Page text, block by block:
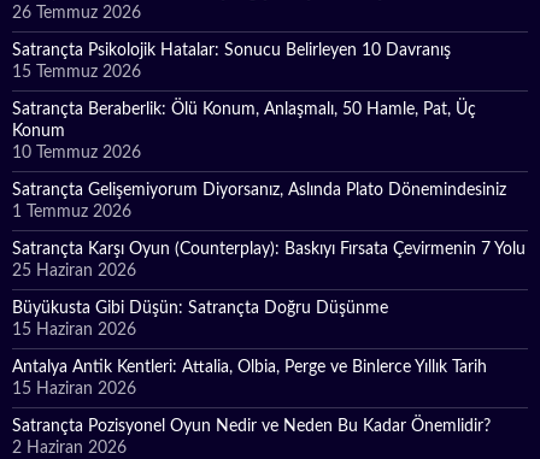
26 Temmuz 2026
Satrançta Psikolojik Hatalar: Sonucu Belirleyen 10 Davranış
15 Temmuz 2026
Satrançta Beraberlik: Ölü Konum, Anlaşmalı, 50 Hamle, Pat, Üç
Konum
10 Temmuz 2026
Satrançta Gelişemiyorum Diyorsanız, Aslında Plato Dönemindesiniz
1 Temmuz 2026
Satrançta Karşı Oyun (Counterplay): Baskıyı Fırsata Çevirmenin 7 Yolu
25 Haziran 2026
Büyükusta Gibi Düşün: Satrançta Doğru Düşünme
15 Haziran 2026
Antalya Antik Kentleri: Attalia, Olbia, Perge ve Binlerce Yıllık Tarih
15 Haziran 2026
Satrançta Pozisyonel Oyun Nedir ve Neden Bu Kadar Önemlidir?
2 Haziran 2026